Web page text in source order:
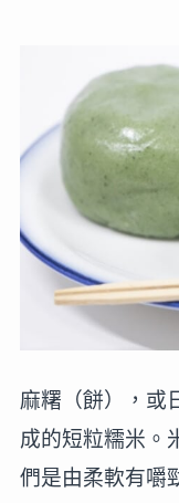
麻糬（餅），或
成的短粒糯米。
們是由柔軟有嚼